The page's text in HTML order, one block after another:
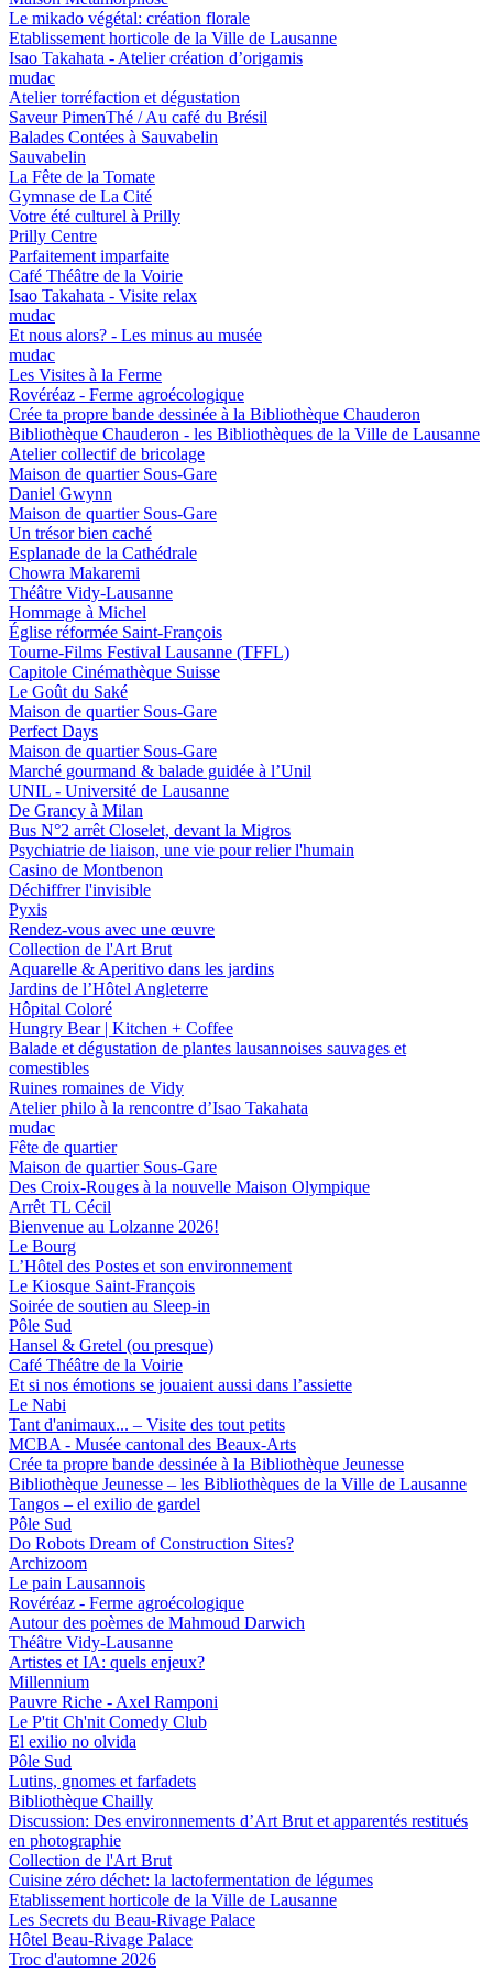
Le mikado végétal: création florale
Etablissement horticole de la Ville de Lausanne
Isao Taka­hata - Atelier créa­tion d’ori­ga­mis
mudac
Atelier torréfaction et dégustation
Saveur PimenThé / Au café du Brésil
Balades Contées à Sauvabelin
Sauvabelin
La Fête de la Tomate
Gymnase de La Cité
Votre été culturel à Prilly
Prilly Centre
Parfaitement imparfaite
Café Théâtre de la Voirie
Isao Taka­hata - Visite relax
mudac
Et nous alors? - Les minus au musée
mudac
Les Visites à la Ferme
Rovéréaz - Ferme agroécologique
Crée ta propre bande dessinée à la Bibliothèque Chauderon
Bibliothèque Chauderon - les Bibliothèques de la Ville de Lausanne
Atelier collectif de bricolage
Maison de quartier Sous-Gare
Daniel Gwynn
Maison de quartier Sous-Gare
Un trésor bien caché
Esplanade de la Cathédrale
Chowra Makaremi
Théâtre Vidy-Lausanne
Hommage à Michel
Église réformée Saint-François
Tourne-Films Festival Lausanne (TFFL)
Capitole Cinémathèque Suisse
Le Goût du Saké
Maison de quartier Sous-Gare
Perfect Days
Maison de quartier Sous-Gare
Marché gourmand & balade guidée à l’Unil
UNIL - Université de Lausanne
De Grancy à Milan
Bus N°2 arrêt Closelet, devant la Migros
Psychiatrie de liaison, une vie pour relier l'humain
Casino de Montbenon
Déchiffrer l'invisible
Pyxis
Rendez-vous avec une œuvre
Collection de l'Art Brut
Aquarelle & Aperitivo dans les jardins
Jardins de l’Hôtel Angleterre
Hôpital Coloré
Hungry Bear | Kitchen + Coffee
Balade et dégustation de plantes lausannoises sauvages et
comestibles
Ruines romaines de Vidy
Atelier philo à la rencontre d’Isao Taka­hata
mudac
Fête de quartier
Maison de quartier Sous-Gare
Des Croix-Rouges à la nouvelle Maison Olympique
Arrêt TL Cécil
Bienvenue au Lolzanne 2026!
Le Bourg
L’Hôtel des Postes et son environnement
Le Kiosque Saint-François
Soirée de soutien au Sleep-in
Pôle Sud
Hansel & Gretel (ou presque)
Café Théâtre de la Voirie
Et si nos émotions se jouaient aussi dans l’assiette
Le Nabi
Tant d'animaux... – Visite des tout petits
MCBA - Musée cantonal des Beaux-Arts
Crée ta propre bande dessinée à la Bibliothèque Jeunesse
Bibliothèque Jeunesse – les Bibliothèques de la Ville de Lausanne
Tangos – el exilio de gardel
Pôle Sud
Do Robots Dream of Construction Sites?
Archizoom
Le pain Lausannois
Rovéréaz - Ferme agroécologique
Autour des poèmes de Mahmoud Darwich
Théâtre Vidy-Lausanne
Artistes et IA: quels enjeux?
Millennium
Pauvre Riche - Axel Ramponi
Le P'tit Ch'nit Comedy Club
El exilio no olvida
Pôle Sud
Lutins, gnomes et farfadets
Bibliothèque Chailly
Discussion: Des environnements d’Art Brut et apparentés restitués
en photographie
Collection de l'Art Brut
Cuisine zéro déchet: la lactofermentation de légumes
Etablissement horticole de la Ville de Lausanne
Les Secrets du Beau-Rivage Palace
Hôtel Beau-Rivage Palace
Troc d'automne 2026